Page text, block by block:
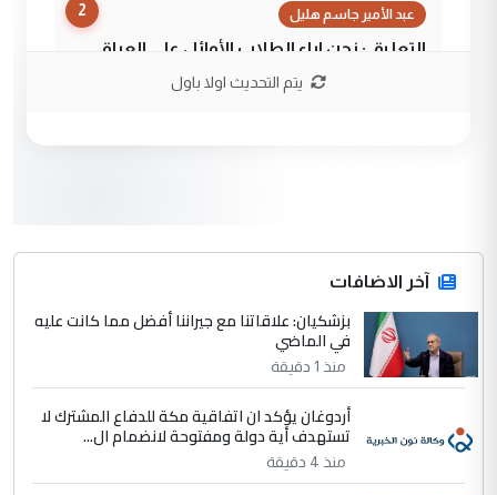
2 عبد الأمير جاسم هليل
التعليق : نحن اباء الطلاب الأوائل على العراق
نتشرف بلقاء السيد احمد الصافي في العتبات
التعليق : قرار مستعجل جدا ولامصلحة فيه
للوزاره ولا للمواطن القرار الصائب يكون بعد
الموضوع :
وزير الصحة يعفي مدير مستشفى الكرخ
العام في بغداد
سردار
التعليق : واحد من عصابة علي ماما يسقط
يتم التحديث اولا باول
آخر الاضافات
بزشكيان: علاقاتنا مع جيراننا أفضل مما كانت عليه
في الماضي
منذ 1 دقيقة
أردوغان يؤكد ان اتفاقية مكة للدفاع المشترك لا
تستهدف أية دولة ومفتوحة لانضمام ال...
منذ 4 دقيقة